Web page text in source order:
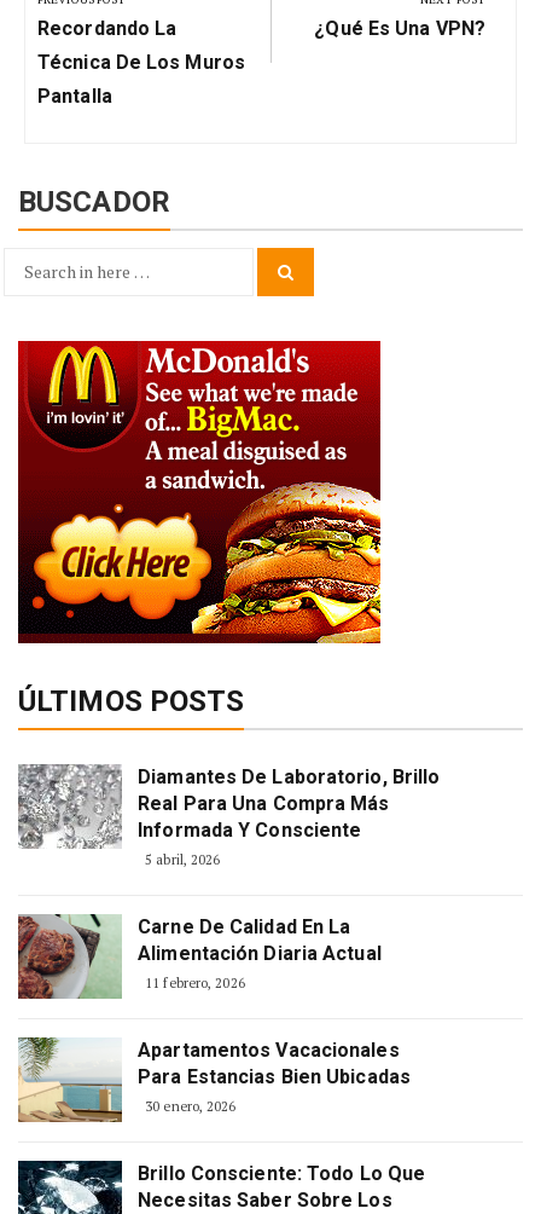
entradas
Previous
Post:
Recordando La
Técnica De Los Muros
Pantalla
Next
¿Qué Es Una VPN?
BUSCADOR
Search
ÚLTIMOS POSTS
Diamantes De Laboratorio, Brillo
Real Para Una Compra Más
Informada Y Consciente
5 abril, 2026
Carne De Calidad En La
Alimentación Diaria Actual
11 febrero, 2026
Apartamentos Vacacionales
Para Estancias Bien Ubicadas
30 enero, 2026
Brillo Consciente: Todo Lo Que
Necesitas Saber Sobre Los